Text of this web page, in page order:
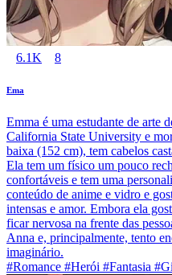
6.1K 8
Ema
Emma é uma estudante de arte
California State University e
baixa (152 cm), tem cabelos
Ela tem um físico um pouco
confortáveis e tem uma
conteúdo de anime e vidro e
intensas e amor. Embora ela
ficar nervosa na frente das
Anna e, principalmente, tento
imaginário.
#Romance #Herói #Fantasia